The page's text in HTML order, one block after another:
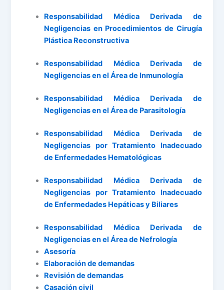
Responsabilidad Médica Derivada de
Negligencias en Procedimientos de Cirugía
Plástica Reconstructiva
Responsabilidad Médica Derivada de
Negligencias en el Área de Inmunología
Responsabilidad Médica Derivada de
Negligencias en el Área de Parasitología
Responsabilidad Médica Derivada de
Negligencias por Tratamiento Inadecuado
de Enfermedades Hematológicas
Responsabilidad Médica Derivada de
Negligencias por Tratamiento Inadecuado
de Enfermedades Hepáticas y Biliares
Responsabilidad Médica Derivada de
Negligencias en el Área de Nefrología
Asesoría
Elaboración de demandas
Revisión de demandas
Casación civil